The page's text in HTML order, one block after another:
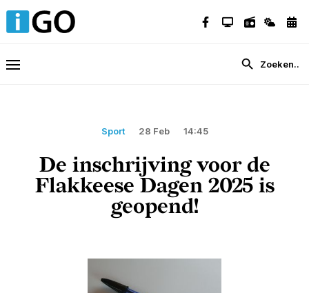
Sport 28 Feb 14:45
De inschrijving voor de
Flakkeese Dagen 2025 is
geopend!